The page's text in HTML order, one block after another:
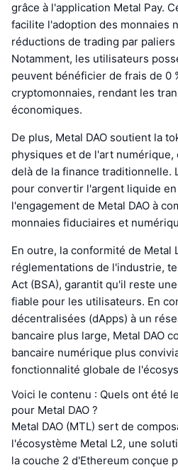
grâce à l'application Metal Pay.
facilite l'adoption des monnaies
réductions de trading par
Notamment, les utilisateurs
peuvent bénéficier de frais de 0
cryptomonnaies, rendant les
économiques.
De plus, Metal DAO soutient la
physiques et de l'art
delà de la finance traditionnelle.
pour convertir l'argent liquide
l'engagement de Metal DAO à
monnaies fiduciaires et
En outre, la conformité de Metal
réglementations de l'industrie,
Act (BSA), garantit qu'il reste
fiable pour les utilisateurs. En
décentralisées (dApps) à un
bancaire plus large, Metal DAO
bancaire numérique plus
fonctionnalité globale de
Voici le contenu : Quels ont été
pour Metal DAO ?
Metal DAO (MTL) sert de
l'écosystème Metal L2, une
la couche 2 d'Ethereum conçue